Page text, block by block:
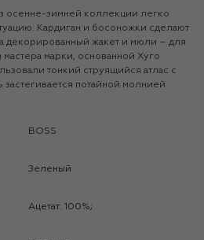
осенне-зимней коллекции легко
Кардиган и босоножки сделают
декорированный жакет и мюли – для
марки, основанной Хуго
тонкий струящийся атлас с
потайной молнией
BOSS
Зеленый
Ацетат: 100%;